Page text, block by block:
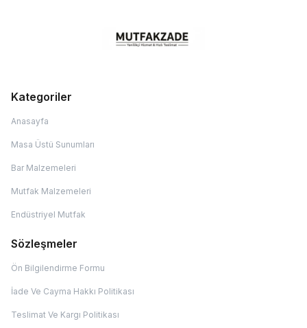
Kategoriler
Anasayfa
Masa Üstü Sunumları
Bar Malzemeleri
Mutfak Malzemeleri
Endüstriyel Mutfak
Sözleşmeler
Ön Bilgilendirme Formu
İade Ve Cayma Hakkı Politikası
Teslimat Ve Kargı Politikası